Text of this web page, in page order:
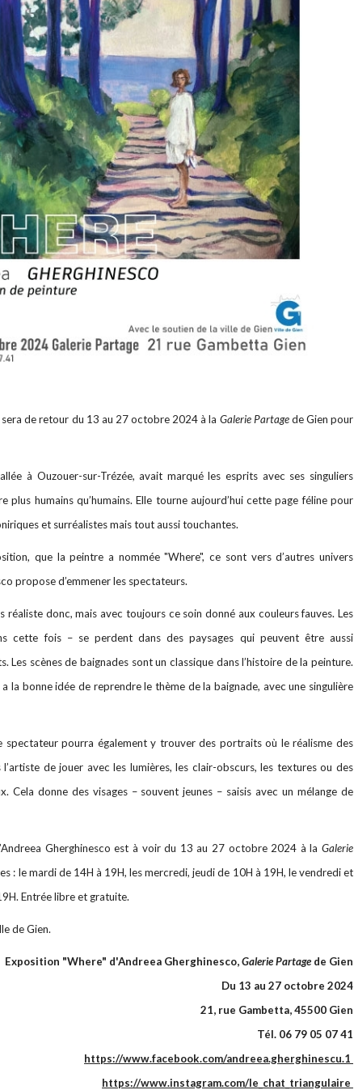
de retour du 13 au 27 octobre 2024 à la Galerie Partagede Gien pour
à Ouzouer-sur-Trézée, avait marqué les esprits avec ses singuliers
plus humains qu’humains. Elle tourne aujourd’hui cette page féline pour
et surréalistes mais tout aussi touchantes.
que la peintre a nommée "Where", ce sont vers d’autres univers
propose d’emmener les spectateurs.
réaliste donc, mais avec toujours ce soin donné aux couleurs fauves. Les
cette fois – se perdent dans des paysages qui peuvent être aussi
Les scènes de baignades sont un classique dans l’histoire de la peinture.
la bonne idée de reprendre le thème de la baignade, avec une singulière
spectateur pourra également y trouver des portraits où le réalisme des
l’artiste de jouer avec les lumières, les clair-obscurs, les textures ou des
Cela donne des visages – souvent jeunes – saisis avec un mélange de
Gherghinesco est à voir du 13 au 27 octobre 2024 à la Galerie
: le mardi de 14H à 19H, les mercredi, jeudi de 10H à 19H, le vendredi et
Entrée libre et gratuite.
de Gien.
Exposition "Where" d'Andreea Gherghinesco,Galerie Partage de Gien
Du 13 au 27 octobre 2024
21, rue Gambetta, 45500 Gien
Tél. 06 79 05 07 41
https://www.facebook.com/andreea.gherghinescu.1
https://www.instagram.com/le_chat_triangulaire